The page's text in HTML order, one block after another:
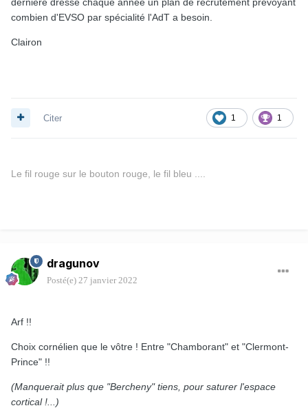
combien d'EVSO par spécialité l'AdT a besoin.
Clairon
1 1
Citer
Le fil rouge sur le bouton rouge, le fil bleu ....
dragunov
Posté(e) 27 janvier 2022
Arf !!
Choix cornélien que le vôtre ! Entre "Chamborant" et "Clermont-
Prince" !!
(Manquerait plus que "Bercheny" tiens, pour saturer l'espace
cortical !...)